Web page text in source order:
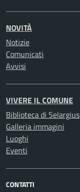
NOVITÀ
Notizie
Comunicati
Avvisi
VIVERE IL COMUNE
Biblioteca di Selargius
Galleria immagini
Luoghi
Eventi
CONTATTI